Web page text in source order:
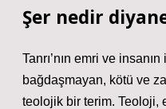
Şer nedir
Tanrı’nın emri ve
bağdaşmayan, kötü ve
teolojik bir terim. Teoloji,